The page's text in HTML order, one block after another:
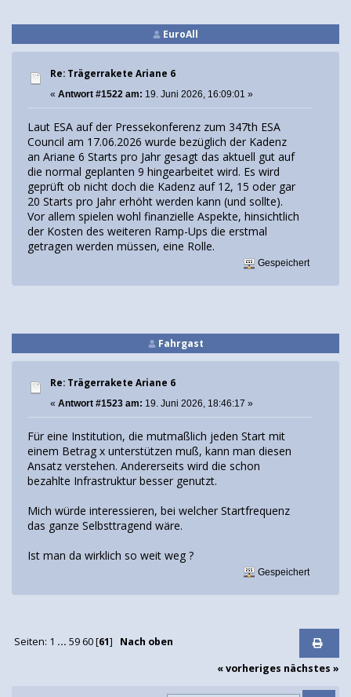
EuroAll
Re: Trägerrakete Ariane 6
« Antwort #1522 am: 19. Juni 2026, 16:09:01 »
Laut ESA auf der Pressekonferenz zum 347th ESA
Council am 17.06.2026 wurde bezüglich der Kadenz
an Ariane 6 Starts pro Jahr gesagt das aktuell gut auf
die normal geplanten 9 hingearbeitet wird. Es wird
geprüft ob nicht doch die Kadenz auf 12, 15 oder gar
20 Starts pro Jahr erhöht werden kann (und sollte).
Vor allem spielen wohl finanzielle Aspekte, hinsichtlich
der Kosten des weiteren Ramp-Ups die erstmal
getragen werden müssen, eine Rolle.
Gespeichert
Fahrgast
Re: Trägerrakete Ariane 6
« Antwort #1523 am: 19. Juni 2026, 18:46:17 »
Für eine Institution, die mutmaßlich jeden Start mit
einem Betrag x unterstützen muß, kann man diesen
Ansatz verstehen. Andererseits wird die schon
bezahlte Infrastruktur besser genutzt.
Mich würde interessieren, bei welcher Startfrequenz
das ganze Selbsttragend wäre.
Ist man da wirklich so weit weg ?
Gespeichert
Seiten: 1 ... 59 60[61] Nach oben
« vorheriges nächstes »